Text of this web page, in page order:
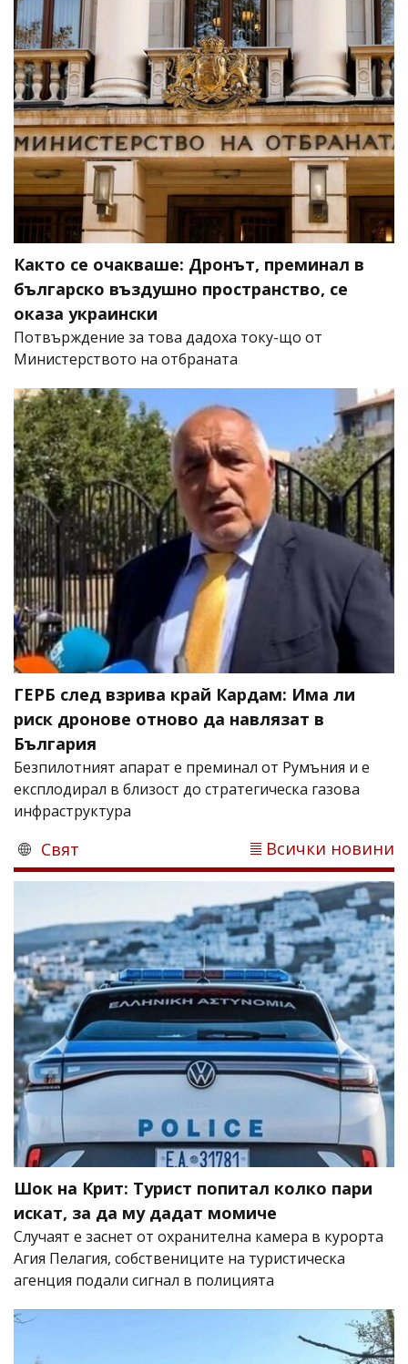
Както се очакваше: Дронът, преминал в
българско въздушно пространство, се
оказа украински
Потвърждение за това дадоха току-що от
Министерството на отбраната
ГЕРБ след взрива край Кардам: Има ли
риск дронове отново да навлязат в
България
Безпилотният апарат е преминал от Румъния и е
експлодирал в близост до стратегическа газова
инфраструктура
Свят Всички новини
Шок на Крит: Турист попитал колко пари
искат, за да му дадат момиче
Случаят е заснет от охранителна камера в курорта
Агия Пелагия, собствениците на туристическа
агенция подали сигнал в полицията